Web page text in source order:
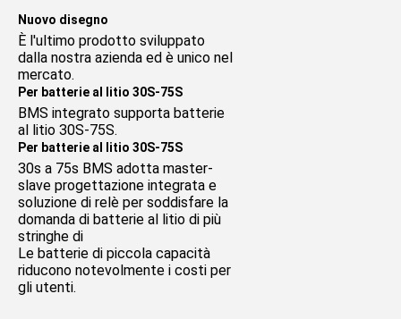
Nuovo disegno
È l'ultimo prodotto sviluppato
dalla nostra azienda ed è unico nel
mercato.
Per batterie al litio 30S-75S
BMS integrato supporta batterie
al litio 30S-75S.
Per batterie al litio 30S-75S
30s a 75s BMS adotta master-
slave progettazione integrata e
soluzione di relè per soddisfare la
domanda di batterie al litio di più
stringhe di
Le batterie di piccola capacità
riducono notevolmente i costi per
gli utenti.